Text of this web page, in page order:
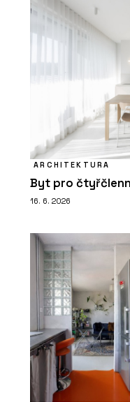
ARCHITEKTURA
Byt pro
16. 6. 2026